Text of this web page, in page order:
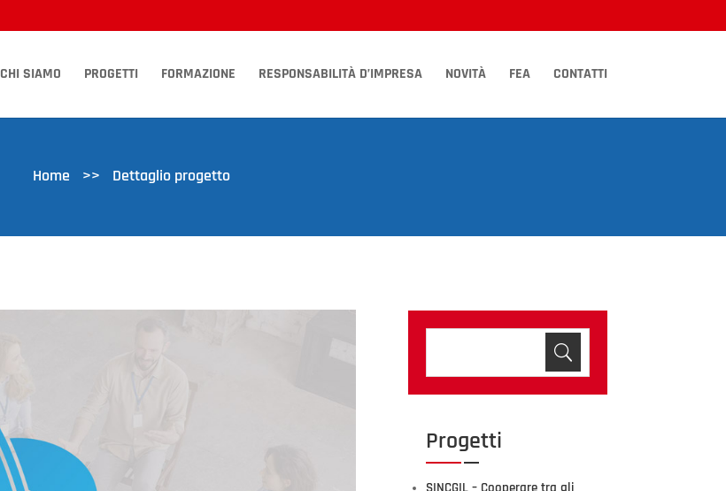
CHI SIAMO PROGETTI FORMAZIONE RESPONSABILITÀ D’IMPRESA NOVITÀ FEA CONTATTI
Home >> Dettaglio progetto
Progetti